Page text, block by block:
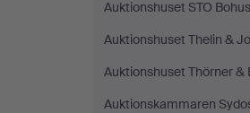
Auktionshuset STO
Auktionshuset Thelin &
Auktionshuset Thörner &
Auktionskammaren